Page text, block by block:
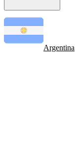
Argentina